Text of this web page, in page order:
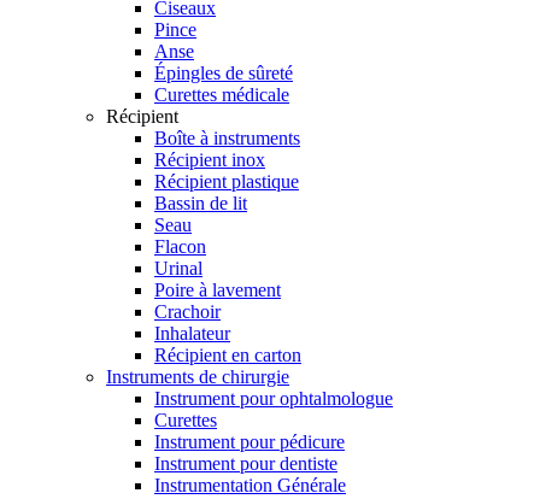
Ciseaux
Pince
Anse
Épingles de sûreté
Curettes médicale
Récipient
Boîte à instruments
Récipient inox
Récipient plastique
Bassin de lit
Seau
Flacon
Urinal
Poire à lavement
Crachoir
Inhalateur
Récipient en carton
Instruments de chirurgie
Instrument pour ophtalmologue
Curettes
Instrument pour pédicure
Instrument pour dentiste
Instrumentation Générale